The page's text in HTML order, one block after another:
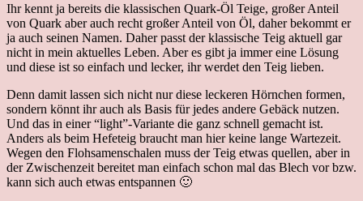
Ihr kennt ja bereits die klassischen Quark-Öl Teige, großer Anteil
von Quark aber auch recht großer Anteil von Öl, daher bekommt er
ja auch seinen Namen. Daher passt der klassische Teig aktuell gar
nicht in mein aktuelles Leben. Aber es gibt ja immer eine Lösung
und diese ist so einfach und lecker, ihr werdet den Teig lieben.
Denn damit lassen sich nicht nur diese leckeren Hörnchen formen,
sondern könnt ihr auch als Basis für jedes andere Gebäck nutzen.
Und das in einer “light”-Variante die ganz schnell gemacht ist.
Anders als beim Hefeteig braucht man hier keine lange Wartezeit.
Wegen den Flohsamenschalen muss der Teig etwas quellen, aber in
der Zwischenzeit bereitet man einfach schon mal das Blech vor bzw.
kann sich auch etwas entspannen 🙂